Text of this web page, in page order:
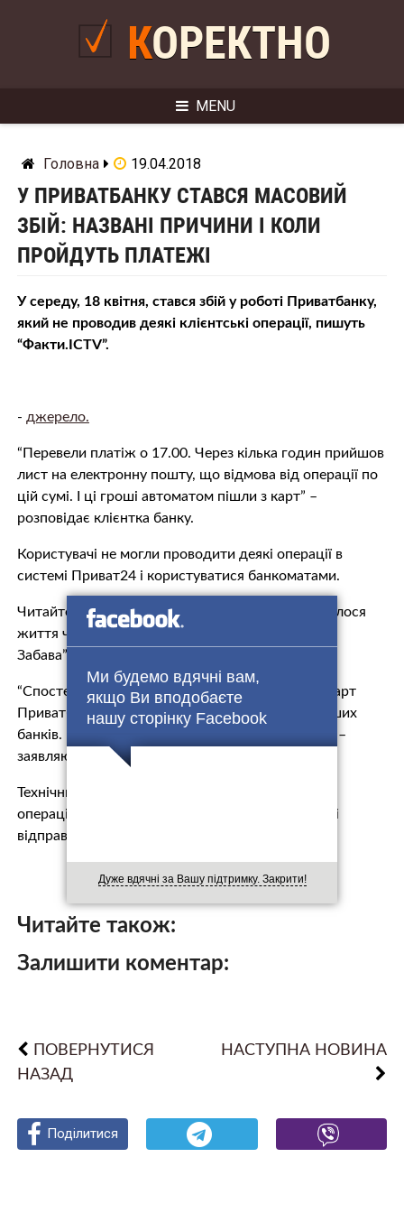
Ми будемо вдячні вам,
якщо Ви вподобаєте
нашу сторінку Facebook
Дуже вдячні за Вашу підтримку. Закрити!
КОРЕКТНО
MENU
Головна 19.04.2018
У ПРИВАТБАНКУ СТАВСЯ МАСОВИЙ
ЗБІЙ: НАЗВАНІ ПРИЧИНИ І КОЛИ
ПРОЙДУТЬ ПЛАТЕЖІ
У середу, 18 квітня, стався збій у роботі Приватбанку,
який не проводив деякі клієнтські операції, пишуть
“Факти.ICTV”.
- джерело.
“Перевели платіж о 17.00. Через кілька годин прийшов
лист на електронну пошту, що відмова від операції по
цій сумі. І ці гроші автоматом пішли з карт” –
розповідає клієнтка банку.
Користувачі не могли проводити деякі операції в
системі Приват24 і користуватися банкоматами.
Читайте також: З водія – у мільйонери: як змінилося
життя чоловіка, який виграв мільйон у “Лото-
Забава”(відео)
“Спостерігаються труднощі при використанні карт
Приватбанку в банкоматах і POS-терміналах інших
банків. Кошти будуть повернуті протягом доби, –
заявляють у прес-службі банку.
Технічний збій був 18 квітня з 13.00 до 18.00, всі
операції по картах анульовані, а гроші повернуті
відправнику.
Читайте також:
Залишити коментар:
ПОВЕРНУТИСЯ
НАЗАД
НАСТУПНА НОВИНА
Поділитися
Поділитися
Поділитися